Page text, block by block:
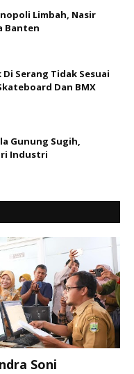
Limbah, Nasir
Banten
Serang Tidak Sesuai
Dan BMX
Gunung Sugih,
Industri
Soni